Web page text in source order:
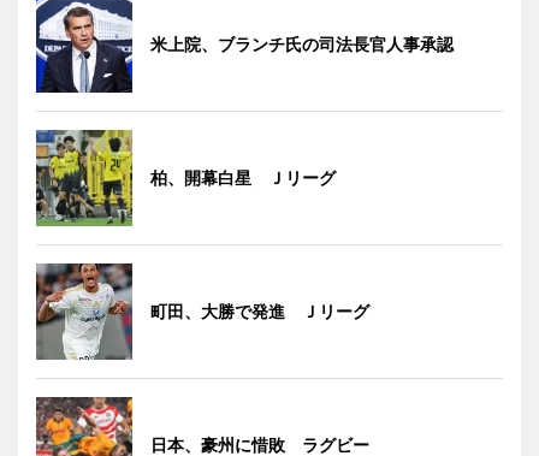
米上院、ブランチ氏の司法長官人事承認
柏、開幕白星 Ｊリーグ
町田、大勝で発進 Ｊリーグ
日本、豪州に惜敗 ラグビー